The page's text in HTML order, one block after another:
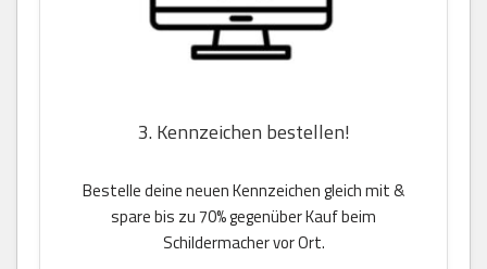
3. Kennzeichen bestellen!
Bestelle deine neuen Kennzeichen gleich mit &
spare bis zu 70% gegenüber Kauf beim
Schildermacher vor Ort.